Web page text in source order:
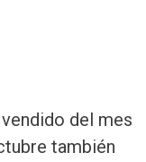
del mes
también